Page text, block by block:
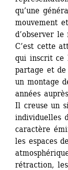
qu’une
mouvement
d’observer
C’est cette
qui inscrit ce
partage et
un montage
années
Il creuse un
individuelles
caractère
les espaces
rétraction,